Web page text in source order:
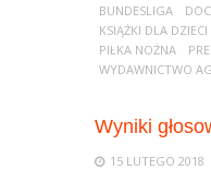
BUNDESLIGA
KSIĄŻKI DLA DZIECI
PIŁKA NOŻNA
WYDAWNICTWO
Wyniki
15 LUTEGO 2018